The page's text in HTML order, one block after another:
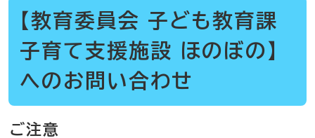
【教育委員会 子ども教育課
子育て支援施設 ほのぼの】
へのお問い合わせ
ご注意